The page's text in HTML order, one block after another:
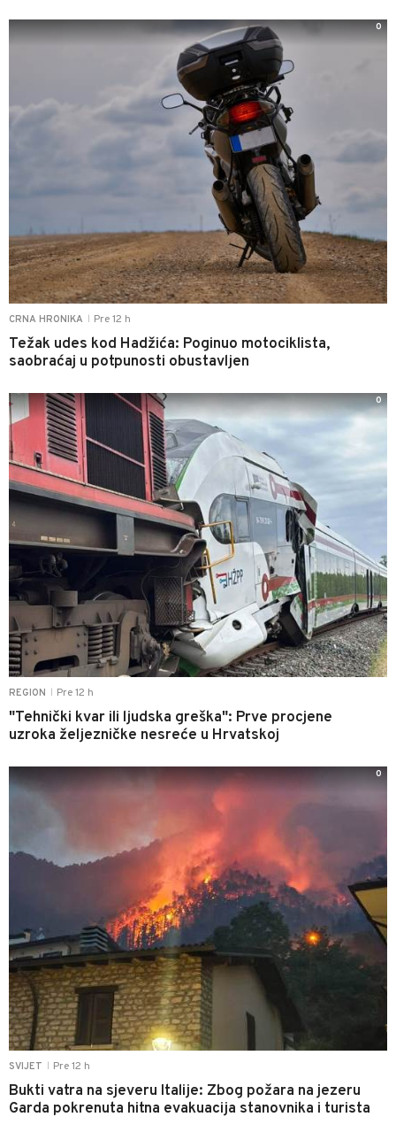
CRNA HRONIKA Pre 12 h
Težak udes kod Hadžića: Poginuo motociklista,
saobraćaj u potpunosti obustavljen
0
REGION Pre 12 h
"Tehnički kvar ili ljudska greška": Prve procjene
uzroka željezničke nesreće u Hrvatskoj
0
SVIJET Pre 12 h
Bukti vatra na sjeveru Italije: Zbog požara na jezeru
Garda pokrenuta hitna evakuacija stanovnika i turista
0